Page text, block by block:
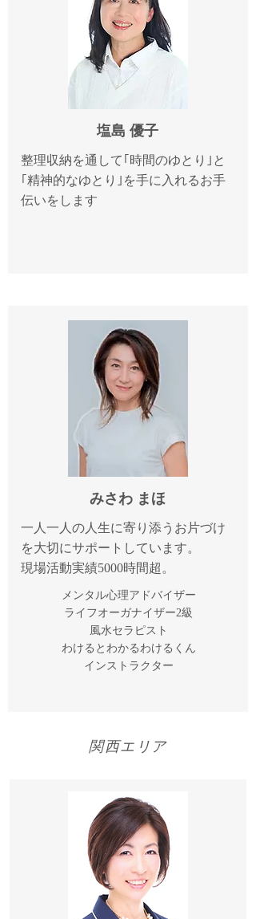
塩島 優子
整理収納を通して｢時間のゆとり｣と
｢精神的なゆとり｣を手に入れるお手
伝いをします
みさわ まほ
一人一人の人生に寄り添うお片づけ
を大切にサポートしています。
現場活動実績5000時間超。
メンタル心理アドバイザー
ライフオーガナイザー2級
風水セラピスト
わけるとわかるわけるくん
インストラクター
​関西エリア